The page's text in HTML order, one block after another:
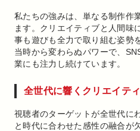
私たちの強みは、単なる制作作
ます。クリエイティブと人間味
事も遊びも全力で取り組む姿勢
当時から変わらぬパワーで、
業にも注力し続けています。
全世代に響くクリエイテ
視聴者のターゲットが全世代に
と時代に合わせた感性の融合が